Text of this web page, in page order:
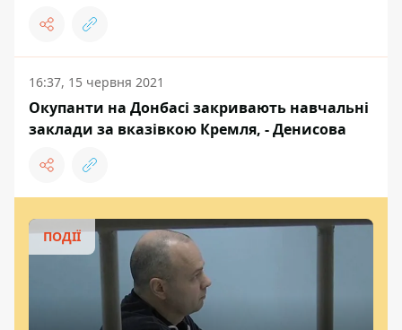
16:37, 15 червня 2021
Окупанти на Донбасі закривають навчальні
заклади за вказівкою Кремля, - Денисова
ПОДІЇ